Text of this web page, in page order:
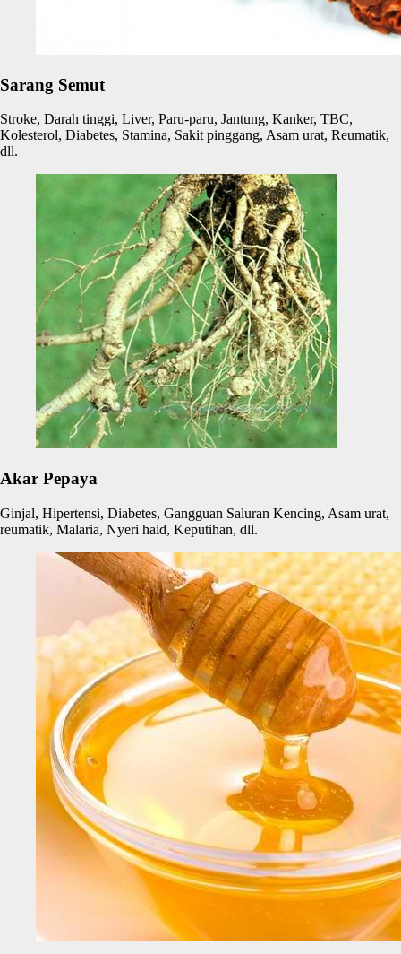
Sarang Semut
Stroke, Darah tinggi, Liver, Paru-paru, Jantung, Kanker, TBC,
Kolesterol, Diabetes, Stamina, Sakit pinggang, Asam urat, Reumatik,
dll.
Akar Pepaya
Ginjal, Hipertensi, Diabetes, Gangguan Saluran Kencing, Asam urat,
reumatik, Malaria, Nyeri haid, Keputihan, dll.